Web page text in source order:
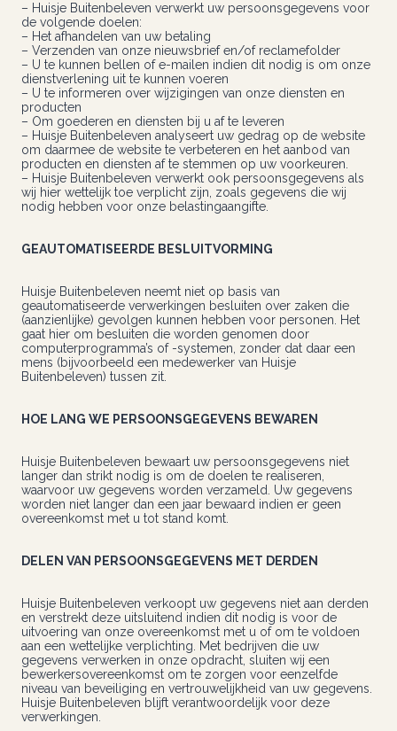
– Huisje Buitenbeleven verwerkt uw persoonsgegevens voor
de volgende doelen:
– Het afhandelen van uw betaling
– Verzenden van onze nieuwsbrief en/of reclamefolder
– U te kunnen bellen of e-mailen indien dit nodig is om onze
dienstverlening uit te kunnen voeren
– U te informeren over wijzigingen van onze diensten en
producten
– Om goederen en diensten bij u af te leveren
– Huisje Buitenbeleven analyseert uw gedrag op de website
om daarmee de website te verbeteren en het aanbod van
producten en diensten af te stemmen op uw voorkeuren.
– Huisje Buitenbeleven verwerkt ook persoonsgegevens als
wij hier wettelijk toe verplicht zijn, zoals gegevens die wij
nodig hebben voor onze belastingaangifte.
GEAUTOMATISEERDE BESLUITVORMING
Huisje Buitenbeleven neemt niet op basis van
geautomatiseerde verwerkingen besluiten over zaken die
(aanzienlijke) gevolgen kunnen hebben voor personen. Het
gaat hier om besluiten die worden genomen door
computerprogramma’s of -systemen, zonder dat daar een
mens (bijvoorbeeld een medewerker van Huisje
Buitenbeleven) tussen zit.
HOE LANG WE PERSOONSGEGEVENS BEWAREN
Huisje Buitenbeleven bewaart uw persoonsgegevens niet
langer dan strikt nodig is om de doelen te realiseren,
waarvoor uw gegevens worden verzameld. Uw gegevens
worden niet langer dan een jaar bewaard indien er geen
overeenkomst met u tot stand komt.
DELEN VAN PERSOONSGEGEVENS MET DERDEN
Huisje Buitenbeleven verkoopt uw gegevens niet aan derden
en verstrekt deze uitsluitend indien dit nodig is voor de
uitvoering van onze overeenkomst met u of om te voldoen
aan een wettelijke verplichting. Met bedrijven die uw
gegevens verwerken in onze opdracht, sluiten wij een
bewerkersovereenkomst om te zorgen voor eenzelfde
niveau van beveiliging en vertrouwelijkheid van uw gegevens.
Huisje Buitenbeleven blijft verantwoordelijk voor deze
verwerkingen.